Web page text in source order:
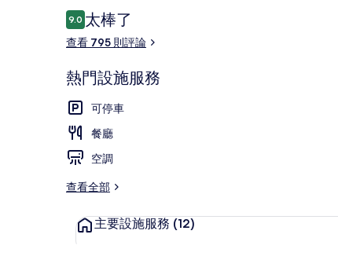
的
相
集
評
論
9.09.0 分，滿分 10 分，
太棒了
查看 795 則評論
熱門設施服務
可停車
餐廳
空調
查看全部
主要設施服務 (12)